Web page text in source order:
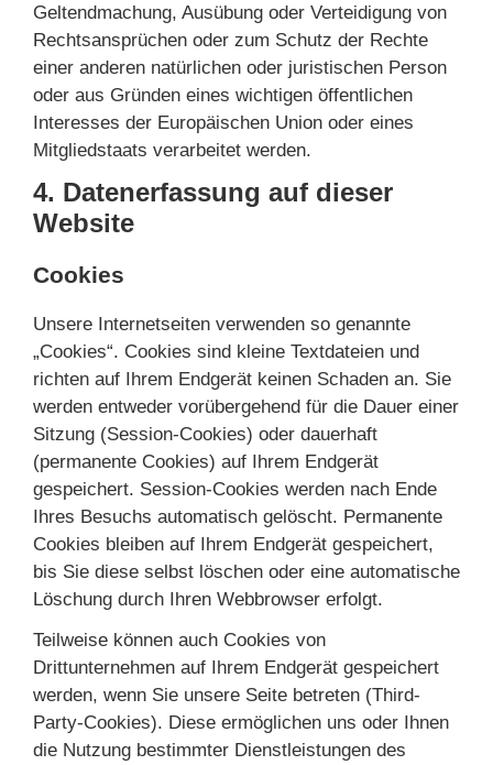
Geltendmachung, Ausübung oder Verteidigung von
Rechtsansprüchen oder zum Schutz der Rechte
einer anderen natürlichen oder juristischen Person
oder aus Gründen eines wichtigen öffentlichen
Interesses der Europäischen Union oder eines
Mitgliedstaats verarbeitet werden.
4. Datenerfassung auf dieser
Website
Cookies
Unsere Internetseiten verwenden so genannte
„Cookies“. Cookies sind kleine Textdateien und
richten auf Ihrem Endgerät keinen Schaden an. Sie
werden entweder vorübergehend für die Dauer einer
Sitzung (Session-Cookies) oder dauerhaft
(permanente Cookies) auf Ihrem Endgerät
gespeichert. Session-Cookies werden nach Ende
Ihres Besuchs automatisch gelöscht. Permanente
Cookies bleiben auf Ihrem Endgerät gespeichert,
bis Sie diese selbst löschen oder eine automatische
Löschung durch Ihren Webbrowser erfolgt.
Teilweise können auch Cookies von
Drittunternehmen auf Ihrem Endgerät gespeichert
werden, wenn Sie unsere Seite betreten (Third-
Party-Cookies). Diese ermöglichen uns oder Ihnen
die Nutzung bestimmter Dienstleistungen des